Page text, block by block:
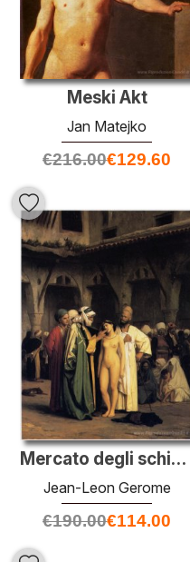
Meski Akt
Jan Matejko
€216.00€129.60
Mercato degli schiavi
Jean-Leon Gerome
€190.00€114.00